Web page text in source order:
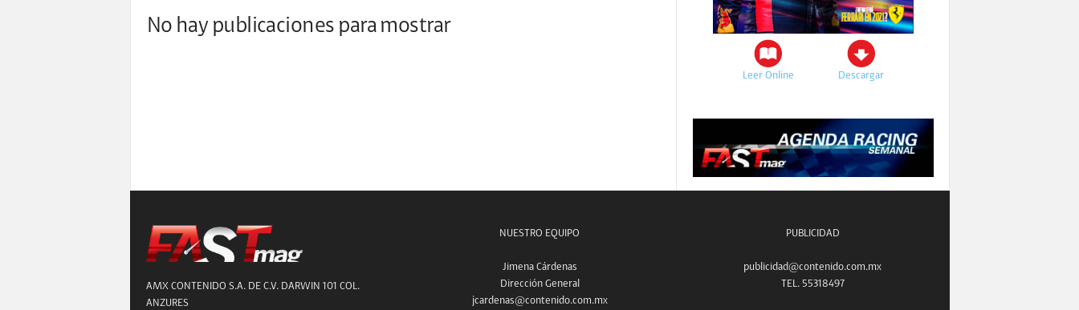
No hay publicaciones para mostrar
Leer Online Descargar
AMX CONTENIDO S.A. DE C.V. DARWIN 101 COL.
ANZURES
NUESTRO EQUIPO
Jimena Cárdenas
Dirección General
jcardenas@contenido.com.mx
PUBLICIDAD
publicidad@contenido.com.mx
TEL. 55318497